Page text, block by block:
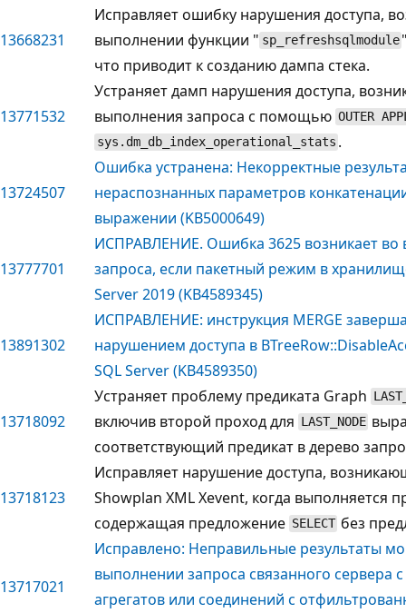
13668231
Исправляет ошибку нарушения доступа,
выполнении функции " sp_refreshsqlmodule
что приводит к созданию дампа стека.
13771532
Устраняет дамп нарушения доступа,
выполнения запроса с помощью OUTER
sys.dm_db_index_operational_stats .
13724507
Ошибка устранена: Некорректные
нераспознанных параметров
выражении (KB5000649)
13777701
ИСПРАВЛЕНИЕ. Ошибка 3625 возникает во
запроса, если пакетный режим в
Server 2019 (KB4589345)
13891302
ИСПРАВЛЕНИЕ: инструкция MERGE
нарушением доступа в
SQL Server (KB4589350)
13718092
Устраняет проблему предиката Graph
включив второй проход для LAST_NODE
соответствующий предикат в дерево
13718123
Исправляет нарушение доступа,
Showplan XML Xevent, когда выполняется
содержащая предложение SELECT без
13717021
Исправлено: Неправильные результаты
выполнении запроса связанного сервера
агрегатов или соединений с